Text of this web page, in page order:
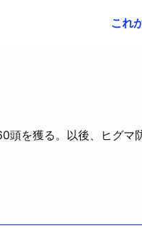
これ
頭を獲る。以後、ヒグマ